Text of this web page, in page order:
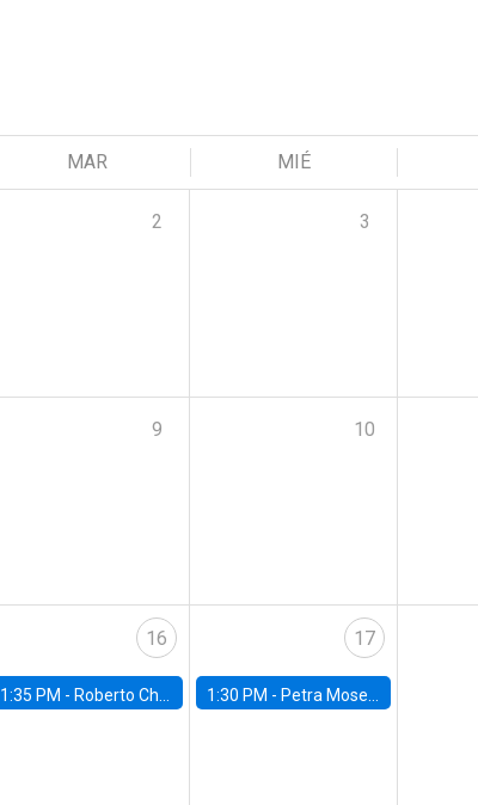
MAR MIÉ
2 3
9 10
16
1:35 PM - Roberto Chang, Rutgers University
17
1:30 PM - Petra Moser, NYU Stern